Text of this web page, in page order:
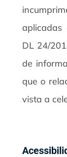
aplicadas
DL 24/
de
que o
vista a